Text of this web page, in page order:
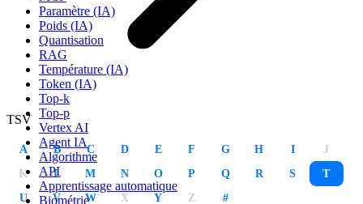
Paramètre (IA)
Poids (IA)
Quantisation
RAG
Température (IA)
Token (IA)
Top-k
Top-p
Vertex AI
Agent IA
Algorithme
API
Apprentissage automatique
Biométrie
TSV
A B C D E F G H I J
K L M N O P Q R S T
U V W X Y Z #